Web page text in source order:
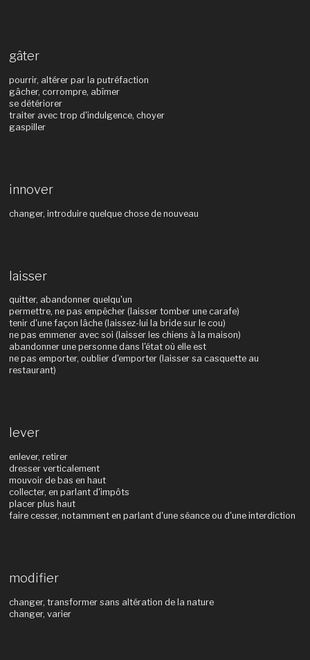
gâter
pourrir, altérer par la putréfaction
gâcher, corrompre, abîmer
se détériorer
traiter avec trop d'indulgence, choyer
gaspiller
innover
changer, introduire quelque chose de nouveau
laisser
quitter, abandonner quelqu'un
permettre, ne pas empêcher (laisser tomber une carafe)
tenir d'une façon lâche (laissez-lui la bride sur le cou)
ne pas emmener avec soi (laisser les chiens à la maison)
abandonner une personne dans l'état où elle est
ne pas emporter, oublier d'emporter (laisser sa casquette au
restaurant)
lever
enlever, retirer
dresser verticalement
mouvoir de bas en haut
collecter, en parlant d'impôts
placer plus haut
faire cesser, notamment en parlant d'une séance ou d'une interdiction
modifier
changer, transformer sans altération de la nature
changer, varier